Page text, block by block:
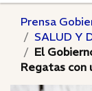
Prensa
SALUD Y
El
Regatas con